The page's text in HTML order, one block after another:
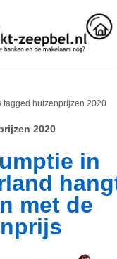
tagged huizenprijzen 2020
2020
in
met de